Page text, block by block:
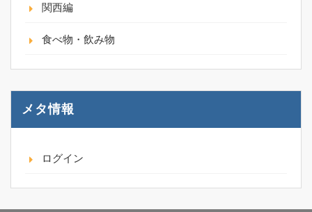
関西編
食べ物・飲み物
メタ情報
ログイン